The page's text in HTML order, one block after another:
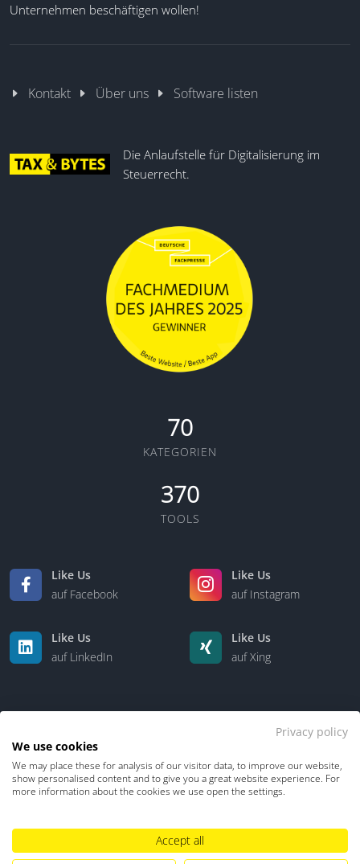
Unternehmen beschäftigen wollen!
Kontakt Über uns Software listen
Die Anlaufstelle für Digitalisierung im
Steuerrecht.
70
KATEGORIEN
370
TOOLS
Like Us
auf Facebook
Like Us
auf Instagram
Like Us
auf LinkedIn
Like Us
auf Xing
Kontakt Über uns
Impressum
Privacy policy
We use cookies
We may place these for analysis of our visitor data, to improve our website,
show personalised content and to give you a great website experience. For
more information about the cookies we use open the settings.
Accept all